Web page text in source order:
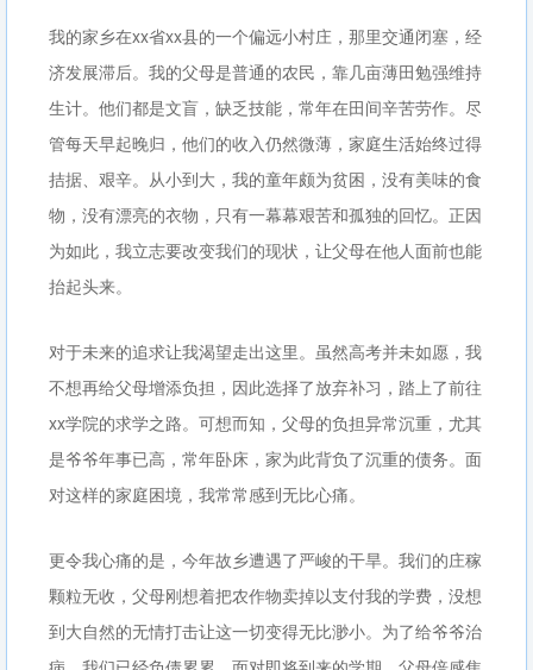
我的家乡在xx省xx县的一个偏远小村庄，那里交通闭塞，经
济发展滞后。我的父母是普通的农民，靠几亩薄田勉强维持
生计。他们都是文盲，缺乏技能，常年在田间辛苦劳作。尽
管每天早起晚归，他们的收入仍然微薄，家庭生活始终过得
拮据、艰辛。从小到大，我的童年颇为贫困，没有美味的食
物，没有漂亮的衣物，只有一幕幕艰苦和孤独的回忆。正因
为如此，我立志要改变我们的现状，让父母在他人面前也能
抬起头来。
对于未来的追求让我渴望走出这里。虽然高考并未如愿，我
不想再给父母增添负担，因此选择了放弃补习，踏上了前往
xx学院的求学之路。可想而知，父母的负担异常沉重，尤其
是爷爷年事已高，常年卧床，家为此背负了沉重的债务。面
对这样的家庭困境，我常常感到无比心痛。
更令我心痛的是，今年故乡遭遇了严峻的干旱。我们的庄稼
颗粒无收，父母刚想着把农作物卖掉以支付我的学费，没想
到大自然的无情打击让这一切变得无比渺小。为了给爷爷治